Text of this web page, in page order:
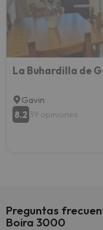
La Buhardilla de
Gavin
8.2 39 opiniones
Preguntas
Boira 3000